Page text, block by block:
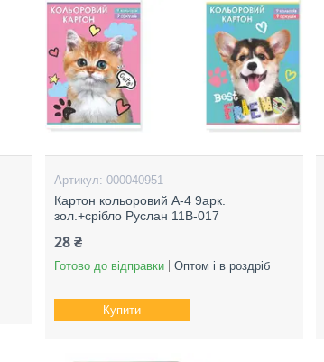
000040951
Картон кольоровий А-4 9арк.
зол.+срібло Руслан 11В-017
28 ₴
Готово до відправки Оптом і в роздріб
Купити